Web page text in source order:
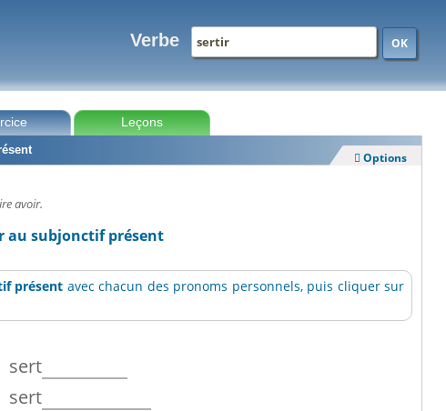
Verbe OK
Leçons
 Options
avoir.
au subjonctif présent
présent avec chacun des pronoms personnels, puis cliquer sur
sert
sert